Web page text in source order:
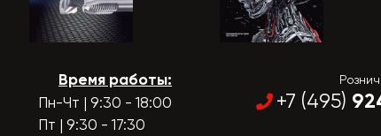
Время работы:
Пн-Чт | 9:30 - 18:00
Пт | 9:30 - 17:30
+7 (495)